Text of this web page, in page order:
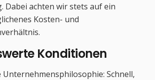
Dabei achten wir stets auf ein
Kosten- und
Konditionen
Unternehmensphilosophie: Schnell,